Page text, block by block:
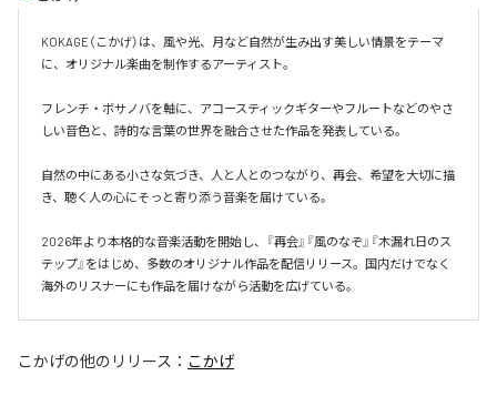
KOKAGE（こかげ）は、風や光、月など自然が生み出す美しい情景をテーマ
に、オリジナル楽曲を制作するアーティスト。
フレンチ・ボサノバを軸に、アコースティックギターやフルートなどのやさ
しい音色と、詩的な言葉の世界を融合させた作品を発表している。
自然の中にある小さな気づき、人と人とのつながり、再会、希望を大切に描
き、聴く人の心にそっと寄り添う音楽を届けている。
2026年より本格的な音楽活動を開始し、『再会』『風のなぞ』『木漏れ日のス
テップ』をはじめ、多数のオリジナル作品を配信リリース。国内だけでなく
海外のリスナーにも作品を届けながら活動を広げている。
こかげの他のリリース： こかげ